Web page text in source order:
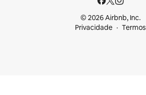
© 2026 Airbnb, Inc.
Privacidade
Termos